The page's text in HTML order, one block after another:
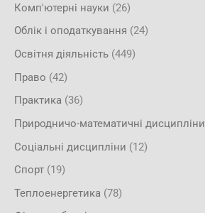
Комп'ютерні науки (26)
Облік і оподаткування (24)
Освітня діяльність (449)
Право (42)
Практика (36)
Природничо-математичні дисципліни
Соціальні дисципліни (12)
Спорт (19)
Теплоенергетика (78)